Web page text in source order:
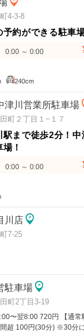
4-3-8
約ができる駐車場
0:00 ～ 0:00
240cm
津川営業所駐車場
町２丁目１−１７
駅まで徒歩2分！
！
0:00 ～ 0:00
川店
7-25
駐車場
町2丁目3-19
〜翌8:00 720円 【通常
超 100円(30分) ※30分